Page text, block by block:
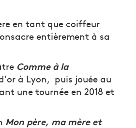
en tant que coiffeur
entièrement à sa
Comme à la
à Lyon, puis jouée au
une tournée en 2018 et
Mon père, ma mère et